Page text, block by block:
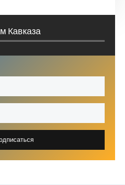
Кавказа